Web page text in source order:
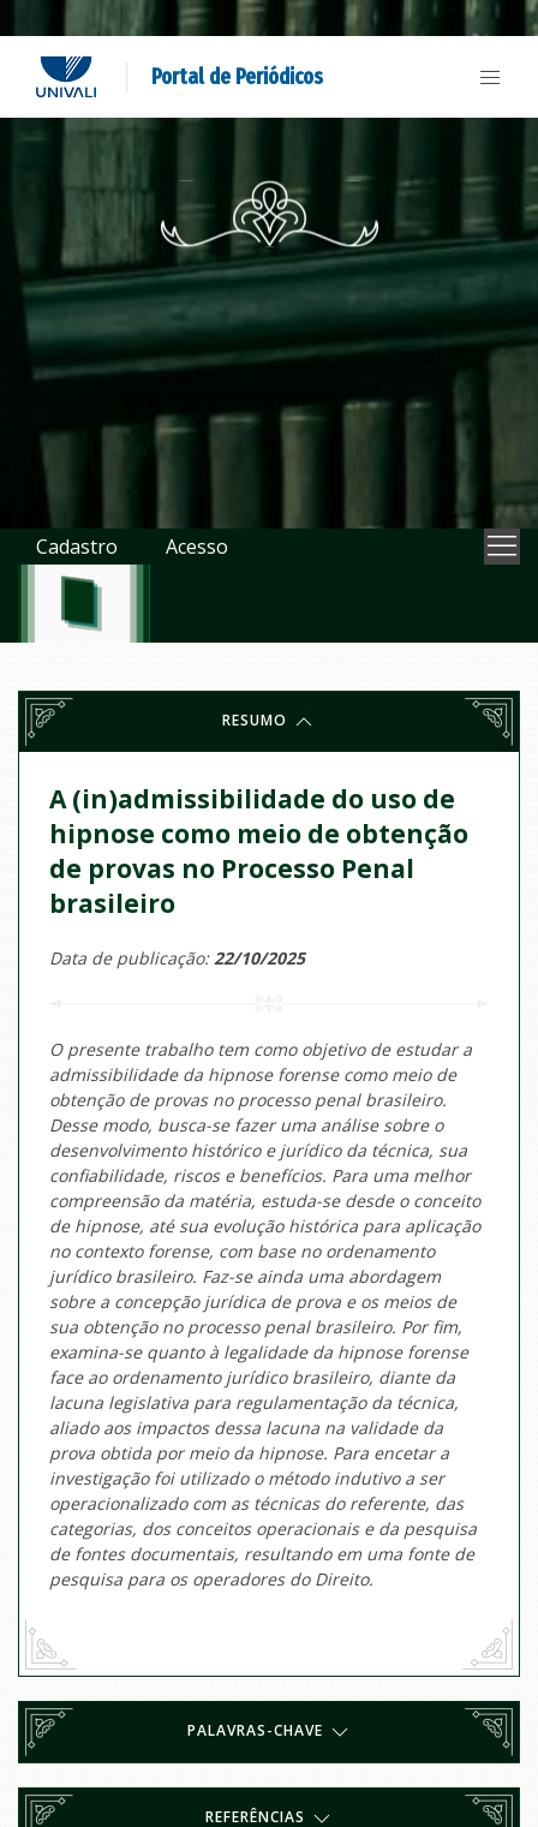
Portal de Periódicos
Cadastro Acesso
RESUMO
A (in)admissibilidade do uso de
hipnose como meio de obtenção
de provas no Processo Penal
brasileiro
Data de publicação:22/10/2025
O presente trabalho tem como objetivo de estudar a
admissibilidade da hipnose forense como meio de
obtenção de provas no processo penal brasileiro.
Desse modo, busca-se fazer uma análise sobre o
desenvolvimento histórico e jurídico da técnica, sua
confiabilidade, riscos e benefícios. Para uma melhor
compreensão da matéria, estuda-se desde o conceito
de hipnose, até sua evolução histórica para aplicação
no contexto forense, com base no ordenamento
jurídico brasileiro. Faz-se ainda uma abordagem
sobre a concepção jurídica de prova e os meios de
sua obtenção no processo penal brasileiro. Por fim,
examina-se quanto à legalidade da hipnose forense
face ao ordenamento jurídico brasileiro, diante da
lacuna legislativa para regulamentação da técnica,
aliado aos impactos dessa lacuna na validade da
prova obtida por meio da hipnose. Para encetar a
investigação foi utilizado o método indutivo a ser
operacionalizado com as técnicas do referente, das
categorias, dos conceitos operacionais e da pesquisa
de fontes documentais, resultando em uma fonte de
pesquisa para os operadores do Direito.
PALAVRAS-CHAVE
REFERÊNCIAS